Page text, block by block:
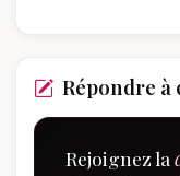
Répondre à
Rejoignez la